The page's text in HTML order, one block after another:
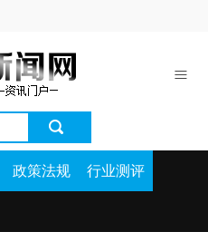
政策法规 行业测评